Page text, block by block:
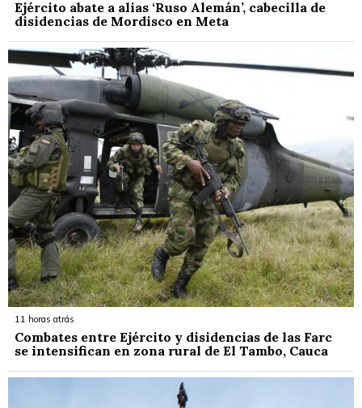
Ejército abate a alias ‘Ruso Alemán’, cabecilla de
disidencias de Mordisco en Meta
11 horas atrás
Combates entre Ejército y disidencias de las Farc
se intensifican en zona rural de El Tambo, Cauca